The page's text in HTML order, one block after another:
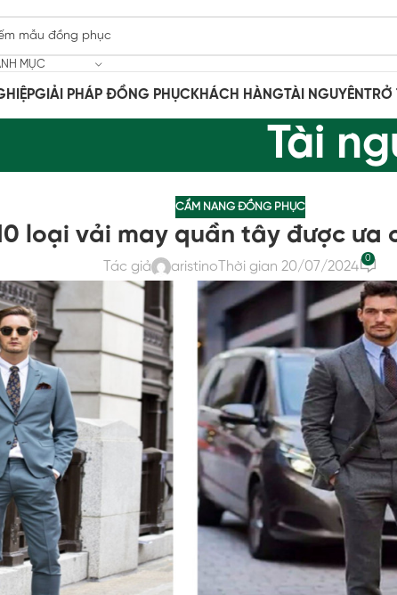
MỤC
GIẢI PHÁP ĐỒNG PHỤC KHÁCH HÀNGTÀI NGUYÊNTRỞ
Tài
CẨM NANG ĐỒNG PHỤC
loại vải may quần tây được ưa
Tác giả aristino Thời gian 20/07/2024
0